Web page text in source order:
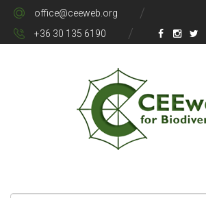
office@ceeweb.org
+36 30 135 6190